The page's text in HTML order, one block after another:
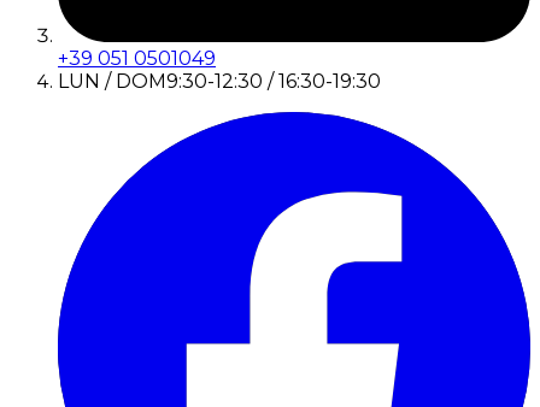
+39 051 0501049
LUN / DOM9:30-12:30 / 16:30-19:30